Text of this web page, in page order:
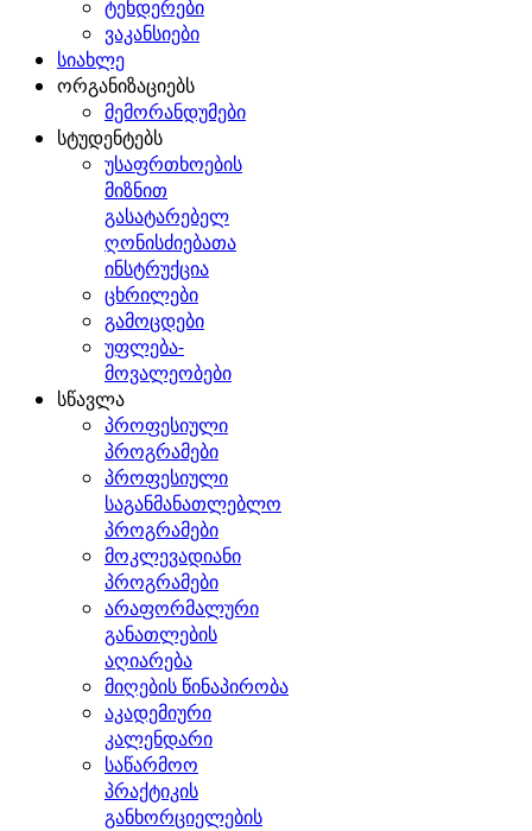
ტენდერები
ვაკანსიები
სიახლე
ორგანიზაციებს
მემორანდუმები
სტუდენტებს
უსაფრთხოების
მიზნით
გასატარებელ
ღონისძიებათა
ინსტრუქცია
ცხრილები
გამოცდები
უფლება-
მოვალეობები
სწავლა
პროფესიული
პროგრამები
პროფესიული
საგანმანათლებლო
პროგრამები
მოკლევადიანი
პროგრამები
არაფორმალური
განათლების
აღიარება
მიღების წინაპირობა
აკადემიური
კალენდარი
საწარმოო
პრაქტიკის
განხორციელების